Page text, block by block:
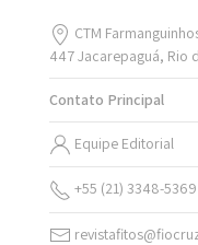
CTM
447 Jacarepaguá, Rio
Contato Principal
Equipe Editorial
+55 (21) 3348-5369